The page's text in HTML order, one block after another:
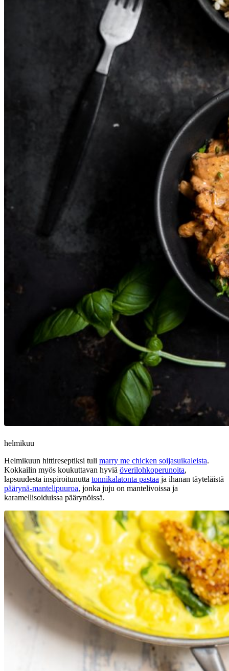
helmikuu
Helmikuun hittireseptiksi tuli marry me chicken soijasuikaleista.
Kokkailin myös koukuttavan hyviä överilohkoperunoita,
lapsuudesta inspiroitunutta tonnikalatonta pastaa ja ihanan täyteläistä
päärynä-mantelipuuroa, jonka juju on mantelivoissa ja
karamellisoiduissa päärynöissä.